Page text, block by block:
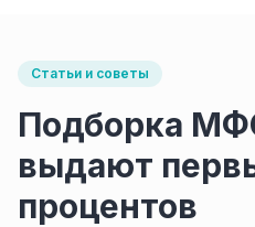
Статьи и советы
Подборка
выдают
процентов